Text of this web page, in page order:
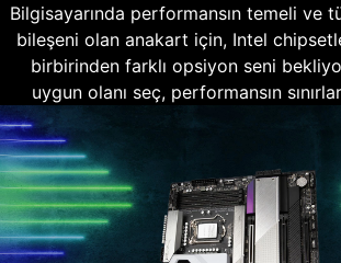
Bilgisayarında performansın temeli ve
bileşeni olan anakart için, Intel
birbirinden farklı opsiyon seni
uygun olanı seç, performansın